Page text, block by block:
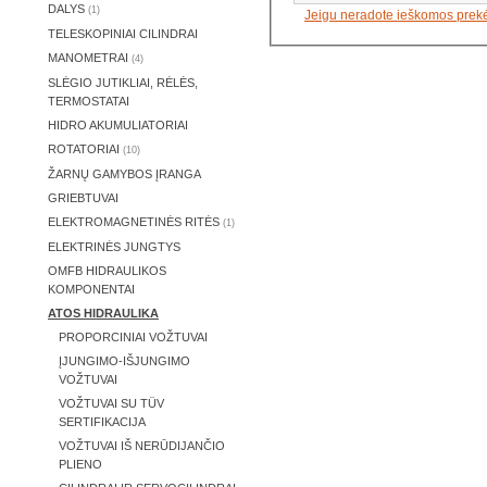
Jeigu neradote ieškomos
DALYS (1)
TELESKOPINIAI CILINDRAI
MANOMETRAI (4)
SLĖGIO JUTIKLIAI, RĖLĖS,
TERMOSTATAI
HIDRO AKUMULIATORIAI
ROTATORIAI (10)
ŽARNŲ GAMYBOS ĮRANGA
GRIEBTUVAI
ELEKTROMAGNETINĖS RITĖS (1)
ELEKTRINĖS JUNGTYS
OMFB HIDRAULIKOS
KOMPONENTAI
ATOS HIDRAULIKA
PROPORCINIAI VOŽTUVAI
ĮJUNGIMO-IŠJUNGIMO
VOŽTUVAI
VOŽTUVAI SU TÜV
SERTIFIKACIJA
VOŽTUVAI IŠ NERŪDIJANČIO
PLIENO